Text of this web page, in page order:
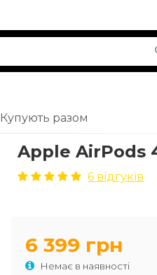
Купують разом
Apple AirPods
6 відгуків
6 399 грн
Немає в наявності